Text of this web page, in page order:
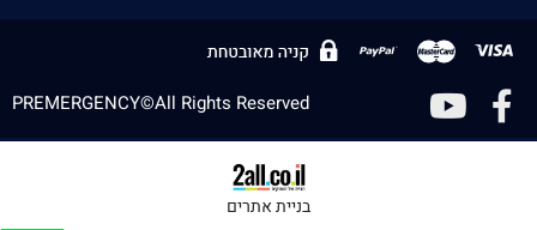
PREMERGENCY©All Rights Reserved
בניית אתרים